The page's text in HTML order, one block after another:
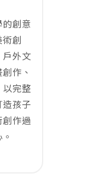
創意
創
外文
作、
完整
孩子
作過